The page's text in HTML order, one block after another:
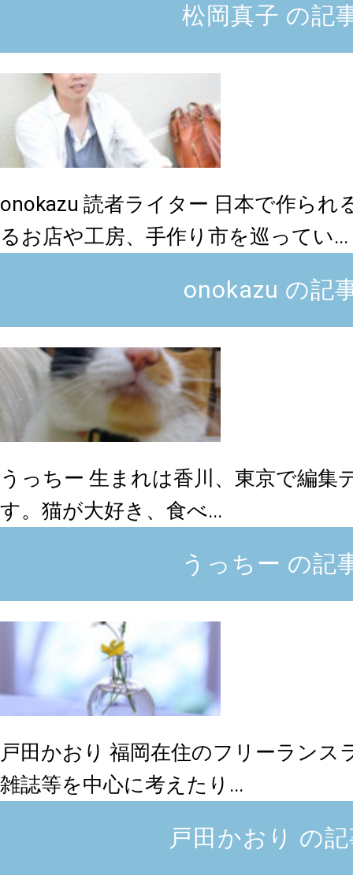
松岡真子 の記
onokazu 読者ライター 日本で作られ
るお店や工房、手作り市を巡ってい...
onokazu の記
うっちー 生まれは香川、東京で編集
す。猫が大好き、食べ...
うっちー の記
戸田かおり 福岡在住のフリーランス
雑誌等を中心に考えたり...
戸田かおり の